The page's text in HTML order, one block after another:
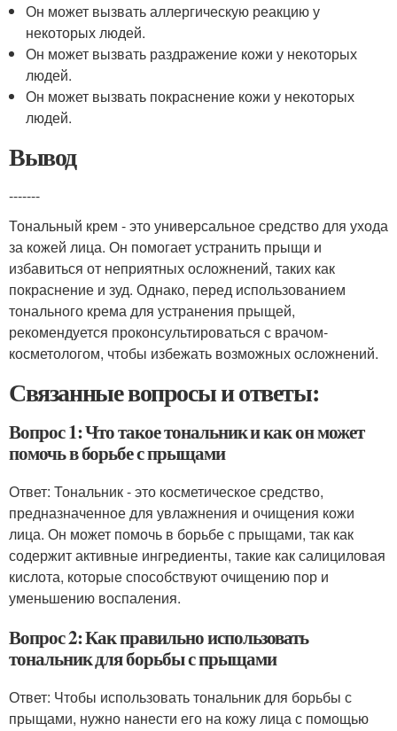
Он может вызвать аллергическую реакцию у
некоторых людей.
Он может вызвать раздражение кожи у некоторых
людей.
Он может вызвать покраснение кожи у некоторых
людей.
Вывод
-------
Тональный крем - это универсальное средство для ухода
за кожей лица. Он помогает устранить прыщи и
избавиться от неприятных осложнений, таких как
покраснение и зуд. Однако, перед использованием
тонального крема для устранения прыщей,
рекомендуется проконсультироваться с врачом-
косметологом, чтобы избежать возможных осложнений.
Связанные вопросы и ответы:
Вопрос 1: Что такое тональник и как он может
помочь в борьбе с прыщами
Ответ: Тональник - это косметическое средство,
предназначенное для увлажнения и очищения кожи
лица. Он может помочь в борьбе с прыщами, так как
содержит активные ингредиенты, такие как салициловая
кислота, которые способствуют очищению пор и
уменьшению воспаления.
Вопрос 2: Как правильно использовать
тональник для борьбы с прыщами
Ответ: Чтобы использовать тональник для борьбы с
прыщами, нужно нанести его на кожу лица с помощью